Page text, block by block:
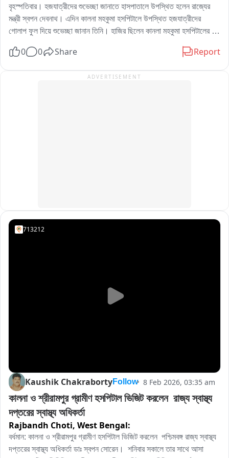
বৃহস্পতিবার। হজযাত্রীদের শুভেচ্ছা জানাতে হাসপাতালে উপস্থিত হলেন রাজ্যের
মন্ত্রী স্বপন দেবনাথ। এদিন কালনা মহকুমা হসপিটালে উপস্থিত হজযাত্রীদের
গোলাপ ফুল দিয়ে শুভেচ্ছা জানান তিনি। হাজির ছিলেন কানলা মহকুমা হসপিটালের
জানা গিয়েছে মহকুমায় ১৮ জন এবছর হজ যাত্রায় অংশগ্রহণ করবেন। হসপিটালে
0 0 Share Report
ADVERTISEMENT
713212
Kaushik ChakrabortyFollow 8 Feb 2026, 03:35 am
কালনা ও শ্রীরামপুর গ্রামীণ হসপিটাল ভিজিট করলেন  রাজ্য স্বাস্থ্য
দপ্তরের স্বাস্থ্য অধিকর্তা
Rajbandh Choti, West Bengal:
বর্ধমান: কালনা ও শ্রীরামপুর গ্রামীণ হসপিটাল ভিজিট করলেন  পশ্চিমবঙ্গ রাজ্য স্বাস্থ্য
দপ্তরের স্বাস্থ্য অধিকর্তা ডাঃ স্বপন সোরেন।  শনিবার সকালে তার সাথে আসা